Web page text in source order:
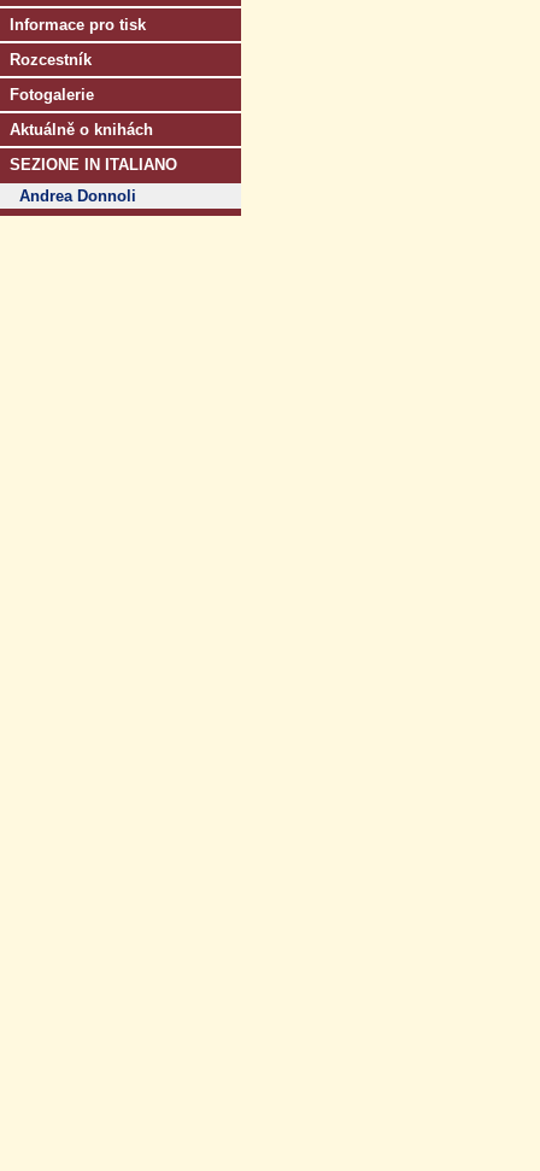
Informace pro tisk
Rozcestník
Fotogalerie
Aktuálně o knihách
SEZIONE IN ITALIANO
Andrea Donnoli